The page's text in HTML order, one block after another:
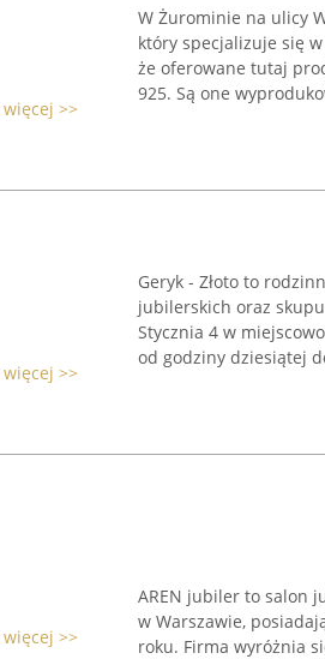
więcej >>
W Żurominie na ulicy
który specjalizuje się
że oferowane tutaj
925. Są one
więcej >>
Geryk - Złoto to
jubilerskich oraz
Stycznia 4 w
od godziny dziesiątej
więcej >>
AREN jubiler to salon
w Warszawie,
roku. Firma wyróżnia